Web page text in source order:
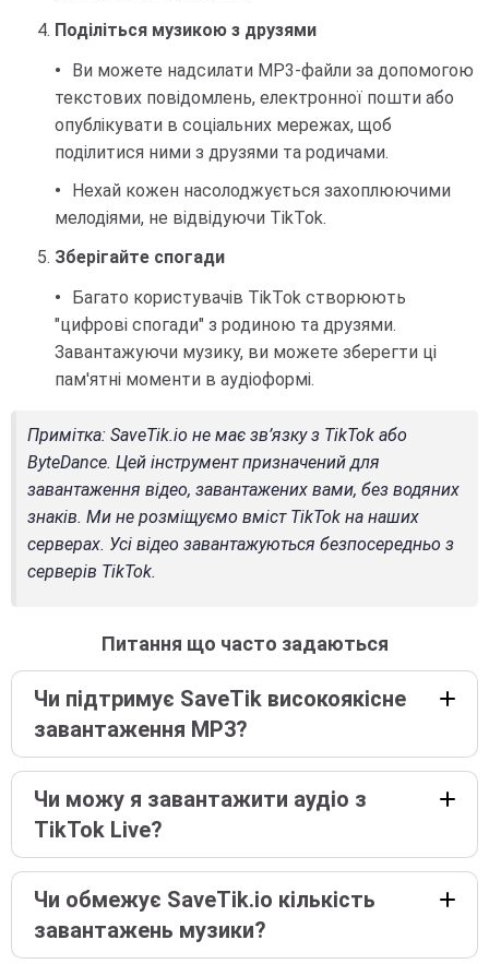
Поділіться музикою з друзями
Ви можете надсилати MP3-файли за допомогою
текстових повідомлень, електронної пошти або
опублікувати в соціальних мережах, щоб
поділитися ними з друзями та родичами.
Нехай кожен насолоджується захоплюючими
мелодіями, не відвідуючи TikTok.
Зберігайте спогади
Багато користувачів TikTok створюють
"цифрові спогади" з родиною та друзями.
Завантажуючи музику, ви можете зберегти ці
пам'ятні моменти в аудіоформі.
Примітка: SaveTik.io не має зв’язку з TikTok або
ByteDance. Цей інструмент призначений для
завантаження відео, завантажених вами, без водяних
знаків. Ми не розміщуємо вміст TikTok на наших
серверах. Усі відео завантажуються безпосередньо з
серверів TikTok.
Питання що часто задаються
Чи підтримує SaveTik високоякісне
завантаження MP3?
Чи можу я завантажити аудіо з
TikTok Live?
Чи обмежує SaveTik.io кількість
завантажень музики?